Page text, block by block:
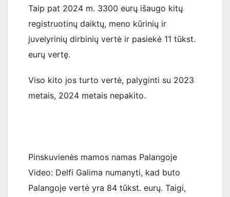
Taip pat 2024 m. 3300 eurų išaugo kitų
registruotinų daiktų, meno kūrinių ir
juvelyrinių dirbinių vertė ir pasiekė 11 tūkst.
eurų vertę.
Viso kito jos turto vertė, palyginti su 2023
metais, 2024 metais nepakito.
Pinskuvienės mamos namas Palangoje
Video: Delfi Galima numanyti, kad buto
Palangoje vertė yra 84 tūkst. eurų. Taigi,